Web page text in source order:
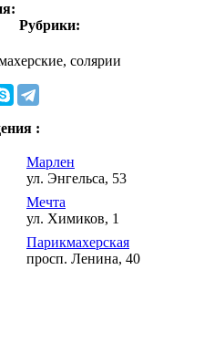
Рубрики:
солярии
:
Марлен
ул. Энгельса, 53
Мечта
ул. Химиков, 1
Парикмахерская
просп. Ленина, 40